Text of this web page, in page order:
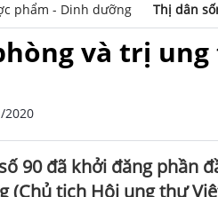
phẩm - Dinh dưỡng Thị dân
và trị
2020
90 đã khởi đăng phần
(Chủ tịch Hội ung thư